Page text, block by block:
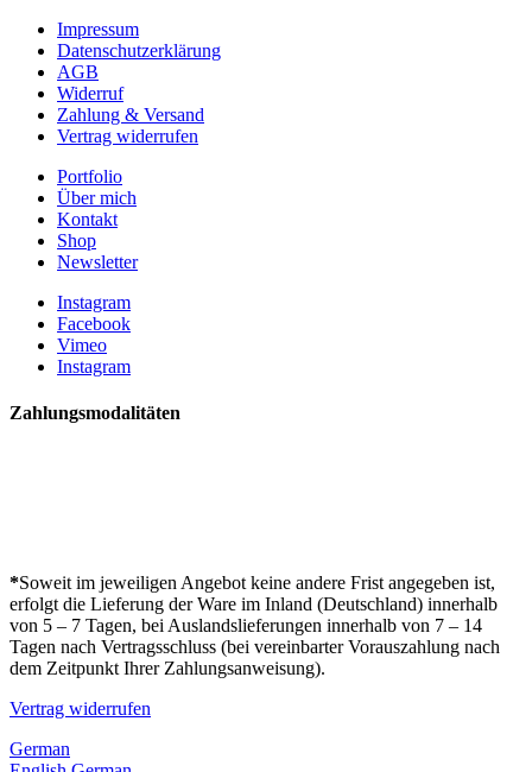
Impressum
Datenschutzerklärung
AGB
Widerruf
Zahlung & Versand
Vertrag widerrufen
Portfolio
Über mich
Kontakt
Shop
Newsletter
Instagram
Facebook
Vimeo
Instagram
Zahlungsmodalitäten
*Soweit im jeweiligen Angebot keine andere Frist angegeben ist,
erfolgt die Lieferung der Ware im Inland (Deutschland) innerhalb
von 5 – 7 Tagen, bei Auslandslieferungen innerhalb von 7 – 14
Tagen nach Vertragsschluss (bei vereinbarter Vorauszahlung nach
dem Zeitpunkt Ihrer Zahlungsanweisung).
Vertrag widerrufen
German